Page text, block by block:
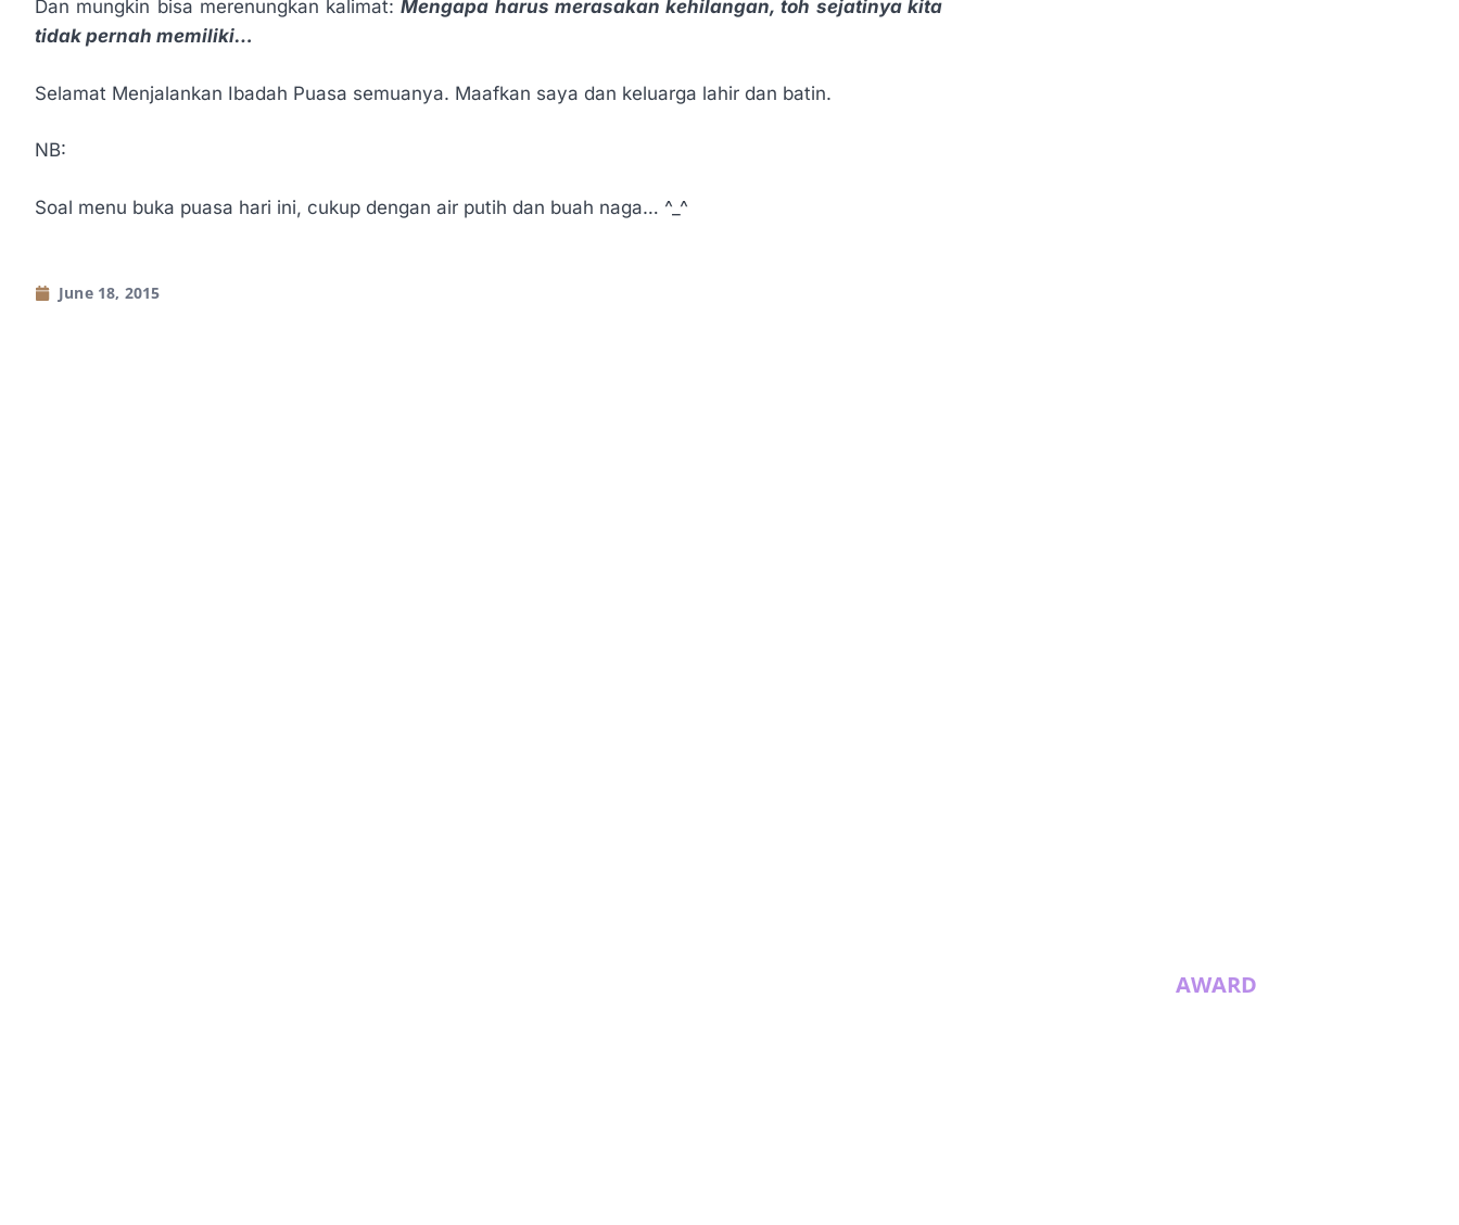
Dan mungkin bisa merenungkan kalimat:Mengapa harus merasakan kehilangan, toh sejatinya kita
tidak pernah memiliki…
Selamat Menjalankan Ibadah Puasa semuanya. Maafkan saya dan keluarga lahir dan batin.
NB:
Soal menu buka puasa hari ini, cukup dengan air putih dan buah naga… ^_^
June 18, 2015
AWARD